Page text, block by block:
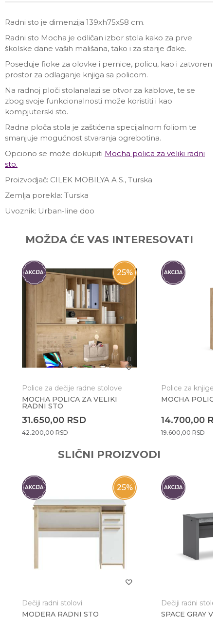
Radni sto je dimenzija 139xh75x58 cm.
Radni sto Mocha je odličan izbor stola kako za prve
školske dane vaših mališana, tako i za starije đake.
Poseduje fioke za olovke i pernice, policu, kao i zatvoren
prostor za odlaganje knjiga sa policom.
Na radnoj ploči stolanalazi se otvor za kablove, te se
zbog svoje funkcionalnosti može koristiti i kao
kompjuterski sto.
Radna ploča stola je zaštićena specijalnom foliom te
smanjuje mogućnost stvaranja ogrebotina.
Opciono se može dokupiti Mocha polica za veliki radni
sto.
Proizvodjač: CILEK MOBILYA A.S., Turska
Zemlja porekla: Turska
Uvoznik: Urban-line doo
Email
Anti-spam zaštita - izračunajte koliko je 4 + 1 :
MOŽDA ĆE VAS INTERESOVATI
25%
Police za dečije radne stolove
MOCHA POLICA ZA VELIKI
RADNI STO
31.650,00 RSD
42.200,00RSD
Police za knjige
MOCHA
14.700,00
19.600,00RSD
SLIČNI PROIZVODI
25%
Dečiji radni stolovi
MODERA RADNI STO
Dečiji radni
SPACE GRAY